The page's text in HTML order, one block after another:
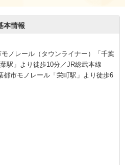
本情報
ノレール（タウンライナー）「千葉
駅」より徒歩10分／JR総武本線
都市モノレール「栄町駅」より徒歩6